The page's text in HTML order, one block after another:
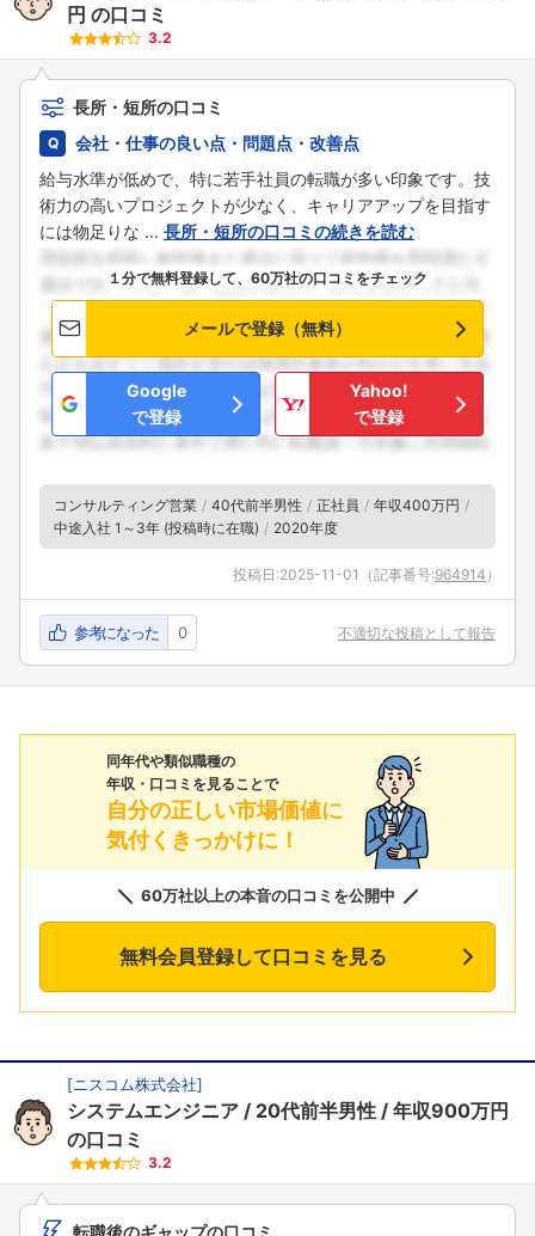
円 の口コミ
3.2
長所・短所の口コミ
会社・仕事の良い点・問題点・改善点
給与水準が低めで、特に若手社員の転職が多い印象です。技
術力の高いプロジェクトが少なく、キャリアアップを目指す
には物足りな ... 長所・短所の口コミの続きを読む
１分で無料登録して、60万社の口コミをチェック
メールで登録（無料）
Google
で登録
Yahoo!
で登録
コンサルティング営業 40代前半男性 正社員
年収400万円
中途入社 1～3年 (投稿時に在職)
2020年度
投稿日:2025-11-01 （記事番号:964914 ）
参考になった 0 不適切な投稿として報告
同年代や類似職種の
年収・口コミを見ることで
自分の正しい市場価値に
気付くきっかけに！
60万社以上の本音の口コミを公開中
無料会員登録して口コミを見る
[ニスコム株式会社]
システムエンジニア 20代前半男性
年収900万円
の口コミ
3.2
転職後のギャップの口コミ